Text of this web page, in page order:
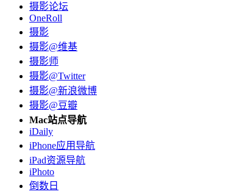
摄影论坛
OneRoll
摄影
摄影@维基
摄影师
摄影@Twitter
摄影@新浪微博
摄影@豆瓣
Mac站点导航
iDaily
iPhone应用导航
iPad资源导航
iPhoto
倒数日